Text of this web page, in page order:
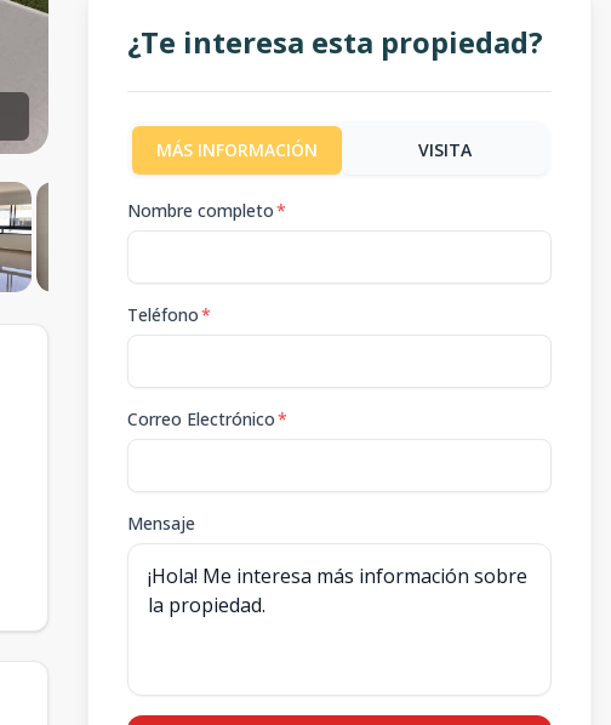
¿Te interesa esta propiedad?
MÁS INFORMACIÓN VISITA
Nombre completo*
Teléfono*
Correo Electrónico*
Mensaje